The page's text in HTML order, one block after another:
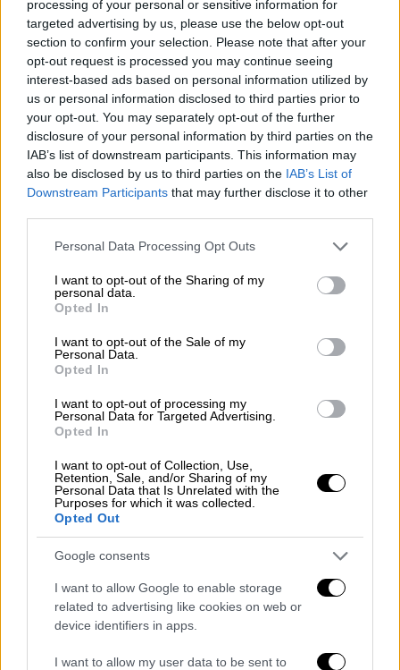
processing of your personal or sensitive information for
targeted advertising by us, please use the below opt-out
section to confirm your selection. Please note that after your
opt-out request is processed you may continue seeing
interest-based ads based on personal information utilized by
us or personal information disclosed to third parties prior to
your opt-out. You may separately opt-out of the further
disclosure of your personal information by third parties on the
IAB’s list of downstream participants. This information may
also be disclosed by us to third parties on the IAB’s List of
Downstream Participants that may further disclose it to other
Please note that this website/app uses one or more Google
not limited to your visit or usage behaviour. You may click to
grant or deny consent to Google and its third-party tags to
use your data for below specified purposes in below Google
consent section.
Personal Data Processing Opt Outs
I want to opt-out of the Sharing of my
personal data.
Opted In
I want to opt-out of the Sale of my
Personal Data.
Opted In
I want to opt-out of processing my
Personal Data for Targeted Advertising.
Opted In
I want to opt-out of Collection, Use,
Retention, Sale, and/or Sharing of my
Personal Data that Is Unrelated with the
Purposes for which it was collected.
Opted Out
Google consents
I want to allow Google to enable storage
related to advertising like cookies on web or
device identifiers in apps.
I want to allow my user data to be sent to
μήνες, το Ε.Κ.Κ.Ο.ΜΕ.Δ., σε στενή και αγαστή
συνεργασία με το Υπουργείο Πολιτισμού,
κατάφερε να υλοποιήσει κρίσιμες
μεταρρυθμίσεις, να ενισχύσει σημαντικά
τους διαθέσιμους πόρους και να
διαμορφώσει ένα σταθερό και αξιόπιστο
πλαίσιο πολιτικής σε μεσοπρόθεσμο
ορίζοντα. Το αποτέλεσμα αυτό αποτελεί
προϊόν συντονισμένης προσπάθειας και
συνεργασίας. Ευχαριστούμε θερμά το
Υπουργείο Πολιτισμού και το Υπουργείο
στήριξη και τη στενή συνεργασία όλο αυτό
το διάστημα».
Το Σχέδιο Δράσης “Greece On Screen”
στοχεύει στη σταθεροποίηση και ενίσχυση
των χρηματοδοτικών κινήτρων σε
μεσοπρόθεσμο ορίζοντα και αναμένεται να
κεφάλαια στην ελληνική οικονομία,
ενισχύοντας την απασχόληση, βελτιώνοντας
τη διεθνή ανταγωνιστικότητα της χώρας και
αναδεικνύοντας τον πολιτισμό και τη
δημιουργία σε βασικό πυλώνα βιώσιμης
ανάπτυξης. Πρόκειται για το μεγαλύτερο
πρόγραμμα στήριξης της οπτικοακουστικής
δημιουργίας που έχει σχεδιαστεί έως
σήμερα στην Ελλάδα.